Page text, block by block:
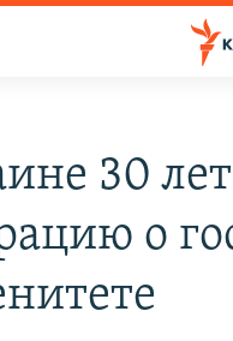
30
о